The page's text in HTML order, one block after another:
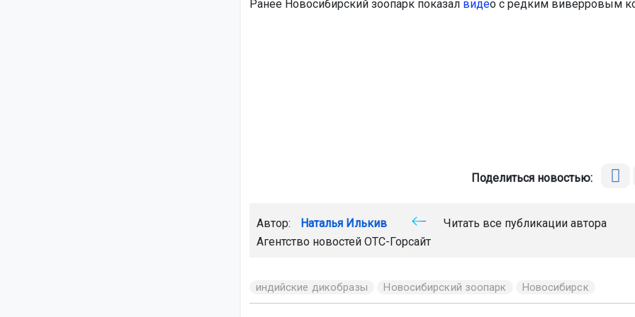
Ранее Новосибирский зоопарк показал видео с редким виверровым
Поделиться новостью:
Автор: Наталья Илькив
Читать все публикации автора
Агентство новостей ОТС-Горсайт
индийские дикобразы Новосибирский зоопарк Новосибирск